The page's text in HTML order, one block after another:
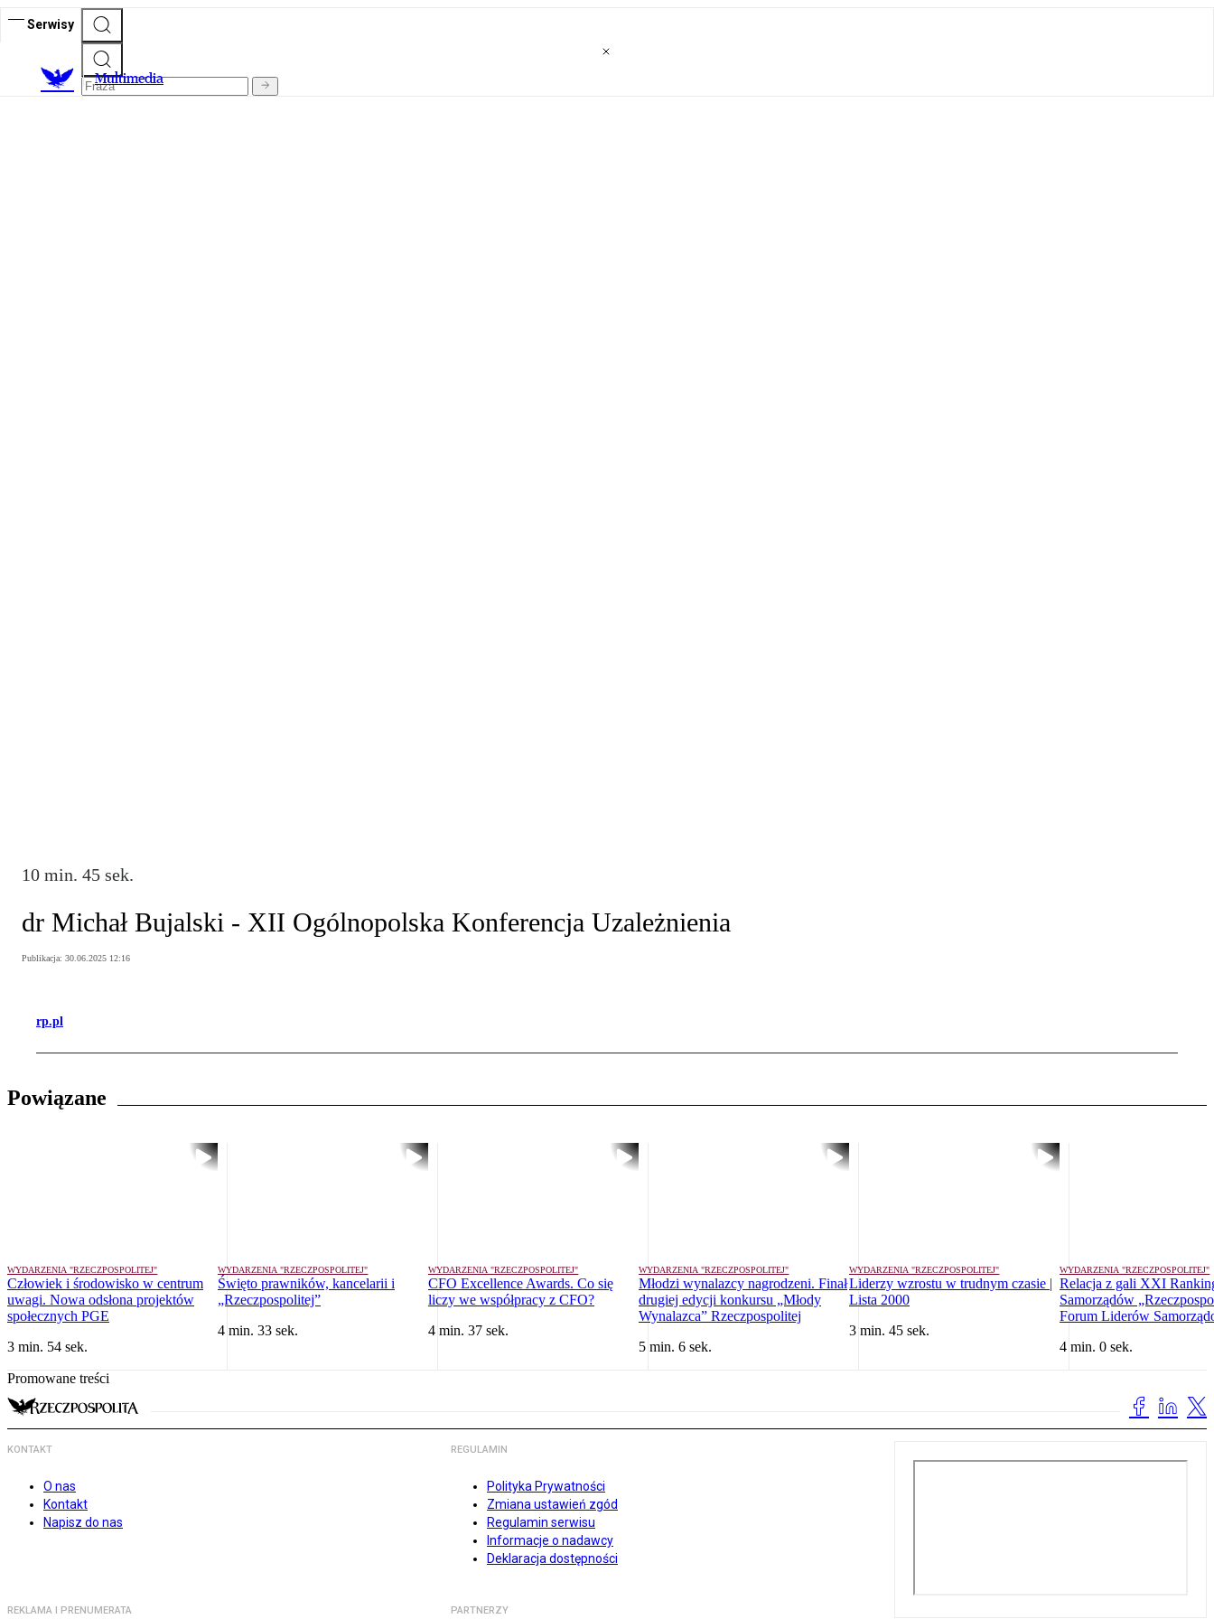
Serwisy
Multimedia
10 min. 45 sek.
dr Michał Bujalski - XII Ogólnopolska Konferencja Uzależnienia
Publikacja: 30.06.2025 12:16
rp.pl
Powiązane
WYDARZENIA "RZECZPOSPOLITEJ"
Człowiek i środowisko w centrum
uwagi. Nowa odsłona projektów
społecznych PGE
3 min. 54 sek.
WYDARZENIA "RZECZPOSPOLITEJ"
Święto prawników, kancelarii i
„Rzeczpospolitej”
4 min. 33 sek.
WYDARZENIA "RZECZPOSPOLITEJ"
CFO Excellence Awards. Co się
liczy we współpracy z CFO?
4 min. 37 sek.
WYDARZENIA "RZECZPOSPOLITEJ"
Młodzi wynalazcy nagrodzeni. Finał
drugiej edycji konkursu „Młody
Wynalazca” Rzeczpospolitej
5 min. 6 sek.
WYDARZENIA "RZECZPOSPOLITEJ"
Liderzy wzrostu w trudnym czasie |
Lista 2000
3 min. 45 sek.
WYDARZENIA "RZECZPOSPOLITEJ"
Relacja z gali XXI
Samorządów
Forum Liderów
4 min. 0 sek.
Promowane treści
KONTAKT
O nas
Kontakt
Napisz do nas
REGULAMIN
Polityka Prywatności
Zmiana ustawień zgód
Regulamin serwisu
Informacje o nadawcy
Deklaracja dostępności
REKLAMA I PRENUMERATA PARTNERZY